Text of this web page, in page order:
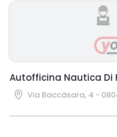
Autofficina Nautica Di
Via Baccàsara, 4 -